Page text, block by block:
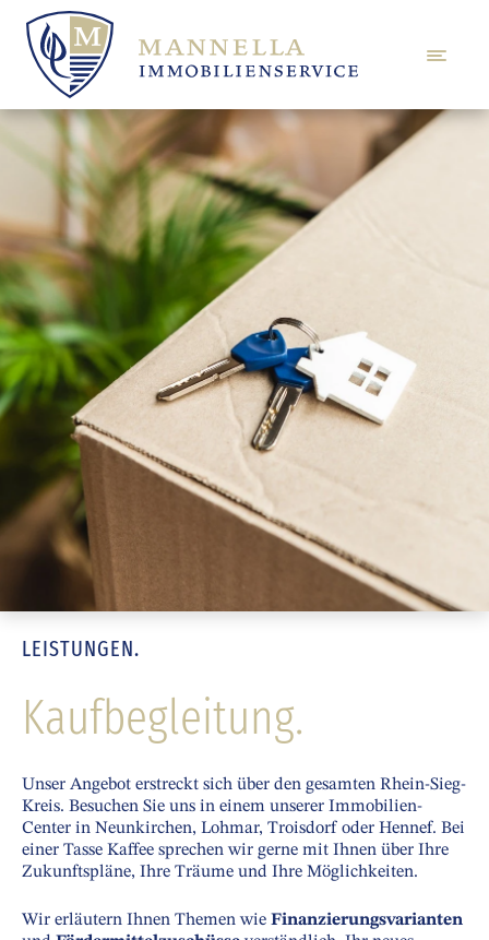
LEISTUNGEN.
Kaufbegleitung.
Unser Angebot erstreckt sich über den gesamten Rhein-Sieg-
Kreis. Besuchen Sie uns in einem unserer Immobilien-
Center in Neunkirchen, Lohmar, Troisdorf oder Hennef. Bei
einer Tasse Kaffee sprechen wir gerne mit Ihnen über Ihre
Zukunftspläne, Ihre Träume und Ihre Möglichkeiten.
Wir erläutern Ihnen Themen wie Finanzierungsvarianten